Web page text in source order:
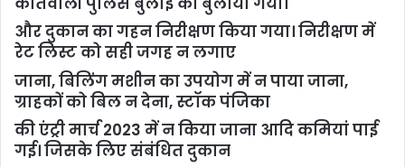
और दुकान का गहन निरीक्षण किया गया। निरीक्षण में
रेट लिस्ट को सही जगह न लगाए
जाना, बिलिंग मशीन का उपयोग में न पाया जाना,
ग्राहकों को बिल न देना, स्टॉक पंजिका
की एंट्री मार्च 2023 में न किया जाना आदि कमियां पाई
गई। जिसके लिए संबंधित दुकान